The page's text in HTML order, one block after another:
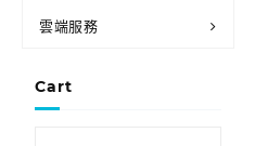
雲端服務
Cart